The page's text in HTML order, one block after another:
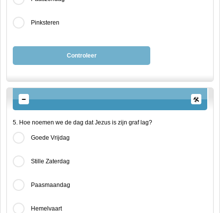
Pinksteren
Controleer
5. Hoe noemen we de dag dat Jezus is zijn graf lag?
Goede Vrijdag
Stille Zaterdag
Paasmaandag
Hemelvaart